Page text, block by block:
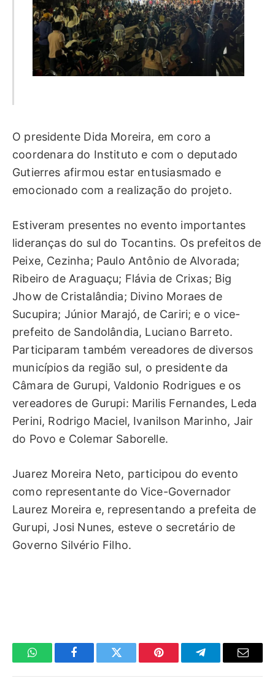
O presidente Dida Moreira, em coro a
coordenara do Instituto e com o deputado
Gutierres afirmou estar entusiasmado e
emocionado com a realização do projeto.
Estiveram presentes no evento importantes
lideranças do sul do Tocantins. Os prefeitos de
Peixe, Cezinha; Paulo Antônio de Alvorada;
Ribeiro de Araguaçu; Flávia de Crixas; Big
Jhow de Cristalândia; Divino Moraes de
Sucupira; Júnior Marajó, de Cariri; e o vice-
prefeito de Sandolândia, Luciano Barreto.
Participaram também vereadores de diversos
municípios da região sul, o presidente da
Câmara de Gurupi, Valdonio Rodrigues e os
vereadores de Gurupi: Marilis Fernandes, Leda
Perini, Rodrigo Maciel, Ivanilson Marinho, Jair
do Povo e Colemar Saborelle.
Juarez Moreira Neto, participou do evento
como representante do Vice-Governador
Laurez Moreira e, representando a prefeita de
Gurupi, Josi Nunes, esteve o secretário de
Governo Silvério Filho.
WhatsAppFacebookTwitter Pinterest TelegramaE-